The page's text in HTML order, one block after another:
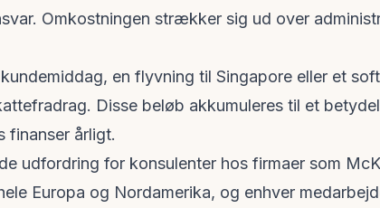
Omkostningen strækker sig ud over
en flyvning til Singapore eller et
Disse beløb akkumuleres til et
finanser årligt.
udfordring for konsulenter hos firmaer som
Europa og Nordamerika, og enhver